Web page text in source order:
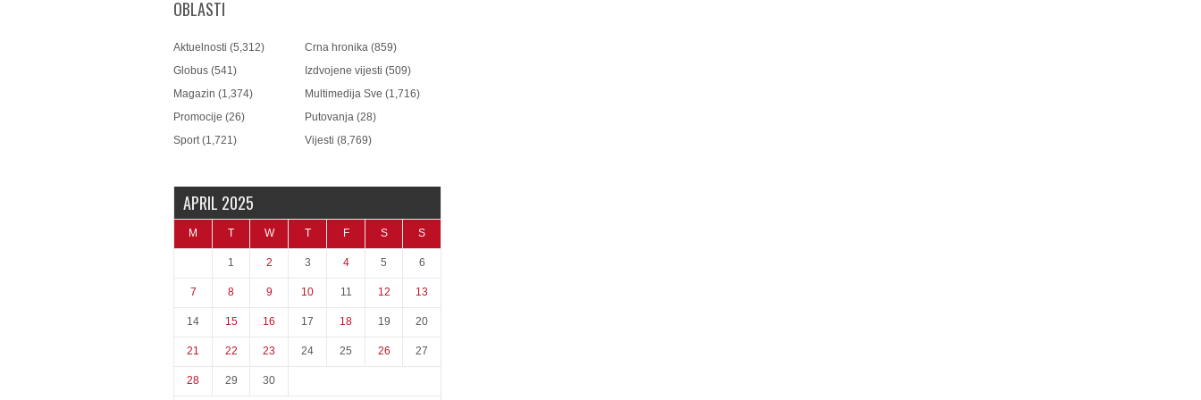
OBLASTI
Aktuelnosti (5,312) Crna hronika (859)
Globus (541) Izdvojene vijesti (509)
Magazin (1,374) Multimedija Sve (1,716)
Promocije (26) Putovanja (28)
Sport(1,721) Vijesti (8,769)
APRIL 2025
M T W T F S S
1 2 3 4 5 6
7 8 9 10 11 12 13
14 15 16 17 18 19 20
21 22 23 24 25 26 27
28 29 30